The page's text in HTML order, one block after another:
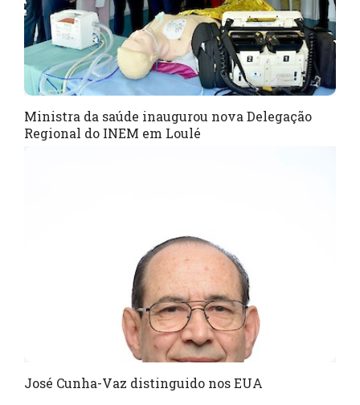
Ministra da saúde inaugurou nova Delegação
Regional do INEM em Loulé
José Cunha-Vaz distinguido nos EUA